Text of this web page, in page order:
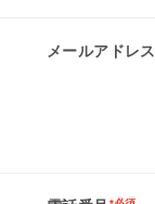
メールアドレス